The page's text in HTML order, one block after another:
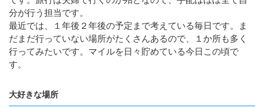
分が行う担当です。
最近では、１年後２年後の予定まで考えている毎日です。ま
だまだ行っていない場所がたくさんあるので、１か所も多く
行ってみたいです。マイルを日々貯めている今日この頃で
す。
大好きな場所